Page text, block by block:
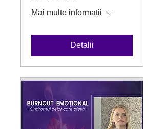
Mai multe informații
Detalii